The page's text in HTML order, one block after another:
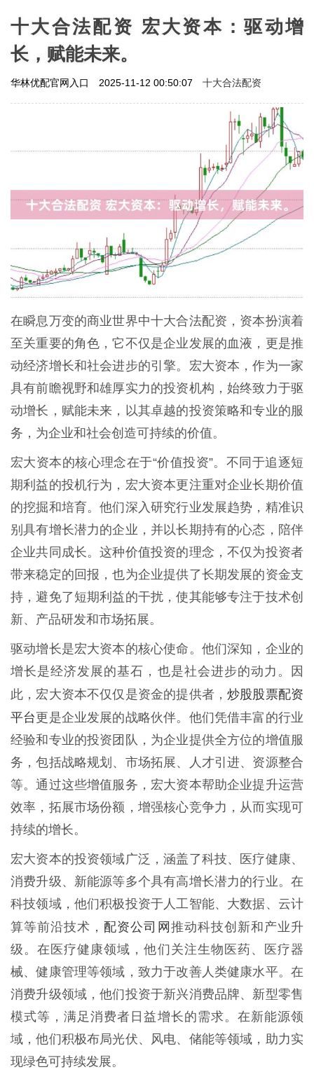
十大合法配资 宏大资本：驱动增
长，赋能未来。
华林优配官网入口 2025-11-12 00:50:07 十大合法配资
在瞬息万变的商业世界中十大合法配资，资本扮演着
至关重要的角色，它不仅是企业发展的血液，更是推
动经济增长和社会进步的引擎。宏大资本，作为一家
具有前瞻视野和雄厚实力的投资机构，始终致力于驱
动增长，赋能未来，以其卓越的投资策略和专业的服
务，为企业和社会创造可持续的价值。
宏大资本的核心理念在于“价值投资”。不同于追逐短
期利益的投机行为，宏大资本更注重对企业长期价值
的挖掘和培育。他们深入研究行业发展趋势，精准识
别具有增长潜力的企业，并以长期持有的心态，陪伴
企业共同成长。这种价值投资的理念，不仅为投资者
带来稳定的回报，也为企业提供了长期发展的资金支
持，避免了短期利益的干扰，使其能够专注于技术创
新、产品研发和市场拓展。
驱动增长是宏大资本的核心使命。他们深知，企业的
增长是经济发展的基石，也是社会进步的动力。因
此，宏大资本不仅仅是资金的提供者，炒股股票配资
平台更是企业发展的战略伙伴。他们凭借丰富的行业
经验和专业的投资团队，为企业提供全方位的增值服
务，包括战略规划、市场拓展、人才引进、资源整合
等。通过这些增值服务，宏大资本帮助企业提升运营
效率，拓展市场份额，增强核心竞争力，从而实现可
持续的增长。
宏大资本的投资领域广泛，涵盖了科技、医疗健康、
消费升级、新能源等多个具有高增长潜力的行业。在
科技领域，他们积极投资于人工智能、大数据、云计
算等前沿技术，配资公司网推动科技创新和产业升
级。在医疗健康领域，他们关注生物医药、医疗器
械、健康管理等领域，致力于改善人类健康水平。在
消费升级领域，他们投资于新兴消费品牌、新型零售
模式等，满足消费者日益增长的需求。在新能源领
域，他们积极布局光伏、风电、储能等领域，助力实
现绿色可持续发展。